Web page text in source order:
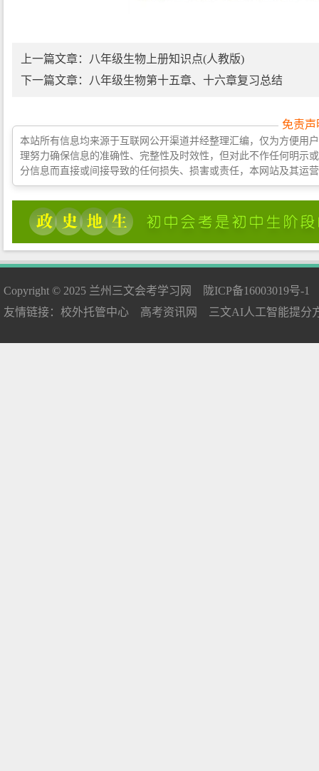
上一篇文章：
八年级生物上册知识点(人教版)
下一篇文章：
八年级生物第十五章、十六章复习总结
免责声
本站所有信息均来源于互联网公开渠道并经整理汇编，仅为方便用
理努力确保信息的准确性、完整性及时效性，但对此不作任何明示
分信息而直接或间接导致的任何损失、损害或责任，本网站及其运
Copyright © 2025 兰州三文会考学习网
陇ICP备16003019号-1
友情链接： 校外托管中心 高考资讯网 三文AI人工智能提分